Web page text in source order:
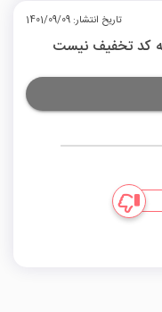
تاریخ انتشار: 1401/09/09
به کد تخفیف نیست